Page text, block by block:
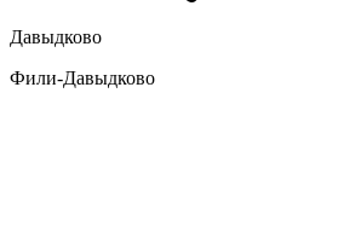
Давыдково
Фили-Давыдково